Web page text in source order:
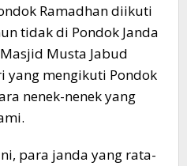
Ramadhan diikuti
tidak di Pondok Janda
Musta Jabud
yang mengikuti Pondok
nenek-nenek yang
para janda yang rata-